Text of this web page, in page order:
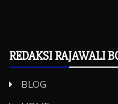
REDAKSI RAJAWALI
BLOG